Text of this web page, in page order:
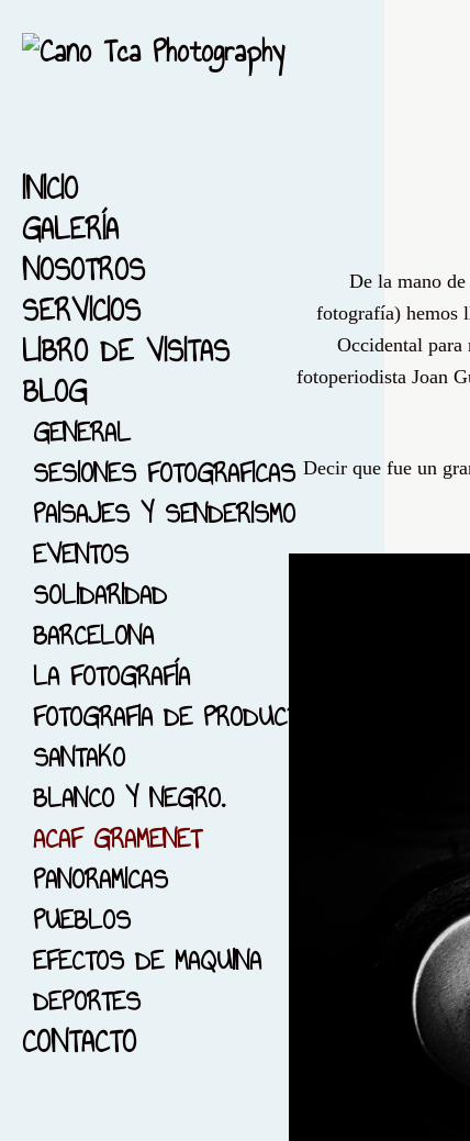
INICIO
GALERÍA
1-ACUARELA-BARCELONA
2-EL MAR...ACUARELA
3-ACUARELA FIESTA MAYOR
4-FONDO NEGRO
5-ACUARELIZANDO MI
CIUDAD
6-PHOTO RUNNING
7-GUIMERA, LLEIDA
8-SOLO ROJO...
9-JARDINES
10-DIMONIS Y BRUIXES
11-CIUDAD DE LAS
CIENCIAS
12-EL PARK GUELL
13-EL BOSC DE LES
CREUS
14-FOTOGRAFÍA DE EPOCA
15-SESIÓNES CON
MODELOS
16-PAISAJE
17-FOTOGRAFÍA PANORAMICA
NOSOTROS
SERVICIOS
LIBRO DE VISITAS
BLOG
GENERAL
SESIONES FOTOGRAFICAS
PAISAJES Y SENDERISMO
EVENTOS
SOLIDARIDAD
BARCELONA
LA FOTOGRAFÍA
FOTOGRAFIA DE PRODUCTO
SANTAKO
BLANCO Y NEGRO.
ACAF GRAMENET
PANORAMICAS
PUEBLOS
EFECTOS DE MAQUINA
DEPORTES
CONTACTO
De la mano
fotografía) hemos
Occidentalpara
fotoperiodista Joan
Decir que fue un